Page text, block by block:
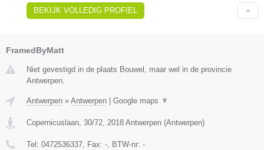
BEKIJK VOLLEDIG PROFIEL
FramedByMatt
Niet gevestigd in de plaats Bouwel, maar wel in de provincie
Antwerpen.
Antwerpen » Antwerpen Google maps ▼
Copernicuslaan, 30/72, 2018 Antwerpen (Antwerpen)
Tel: 0472536337, Fax: -, BTW-nr: -